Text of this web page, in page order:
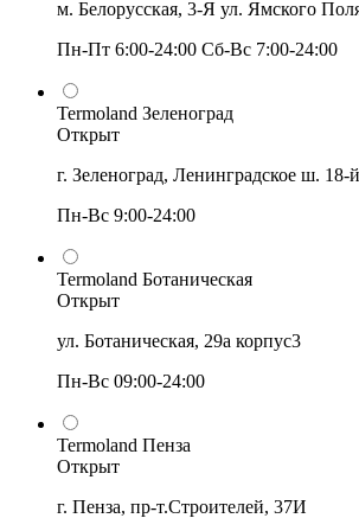
м. Белорусская, 3-Я ул. Ямского
Пн-Пт 6:00-24:00 Сб-Вс 7:00-24:00
Termoland Зеленоград
Открыт
г. Зеленоград, Ленинградское ш.
Пн-Вс 9:00-24:00
Termoland Ботаническая
Открыт
ул. Ботаническая, 29а корпус3
Пн-Вс 09:00-24:00
Termoland Пенза
Открыт
г. Пенза, пр-т.Строителей, 37И